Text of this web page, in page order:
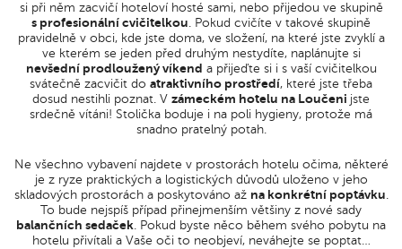
si při něm zacvičí hoteloví hosté sami, nebo přijedou ve skupině
s profesionální cvičitelkou. Pokud cvičíte v takové skupině
pravidelně v obci, kde jste doma, ve složení, na které jste zvyklí a
ve kterém se jeden před druhým nestydíte, naplánujte si
nevšední prodloužený víkend a přijeďte si i s vaší cvičitelkou
svátečně zacvičit do atraktivního prostředí, které jste třeba
dosud nestihli poznat. V zámeckém hotelu na Loučeni jste
srdečně vítáni! Stolička boduje i na poli hygieny, protože má
snadno pratelný potah.
Ne všechno vybavení najdete v prostorách hotelu očima, některé
je z ryze praktických a logistických důvodů uloženo v jeho
skladových prostorách a poskytováno až na konkrétní poptávku
To bude nejspíš případ přinejmenším většiny z nové sady
balančních sedaček . Pokud byste něco během svého pobytu na
hotelu přivítali a Vaše oči to neobjeví, neváhejte se poptat…